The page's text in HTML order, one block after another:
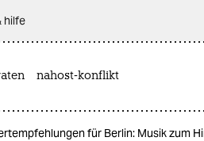
hilfe
nahost-konflikt
für Berlin: Musik zum